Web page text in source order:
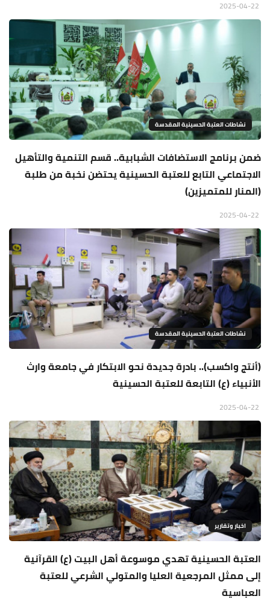
نشاطات العتبة الحسينية المقدسة
ضمن برنامج الاستضافات الشبابية.. قسم التنمية والتأهيل
الاجتماعي التابع للعتبة الحسينية يحتضن نخبة من طلبة
(المنار للمتميزين)
نشاطات العتبة الحسينية المقدسة
(أنتج واكسب).. بادرة جديدة نحو الابتكار في جامعة وارث
الأنبياء (ع) التابعة للعتبة الحسينية
اخبار وتقارير
العتبة الحسينية تهدي موسوعة أهل البيت (ع) القرآنية
إلى ممثل المرجعية العليا والمتولي الشرعي للعتبة
العباسية